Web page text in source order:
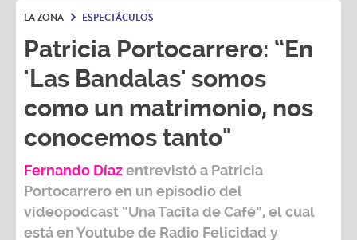
LA ZONA ESPECTÁCULOS
Patricia Portocarrero: “En
'Las Bandalas' somos
como un matrimonio, nos
conocemos tanto"
Fernando Díazentrevistó a Patricia
Portocarreroen un episodio del
videopodcast “Una Tacita de Café”, el cual
está en Youtube de Radio Felicidad y